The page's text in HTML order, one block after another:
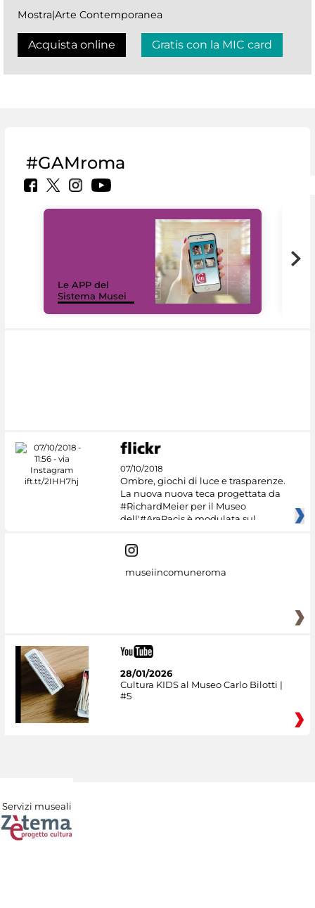
Mostra|Arte Contemporanea
Acquista online Gratis con la MIC card
#GAMroma
Le APP del
Sistema Musei
07/10/2018
Ombre, giochi di luce e trasparenze.
La nuova nuova teca progettata da
#RichardMeier per il Museo
dell'#AraPacis è modulata sul
museiincomuneroma
28/01/2026
Cultura KIDS al Museo Carlo Bilotti |
#5
Servizi museali